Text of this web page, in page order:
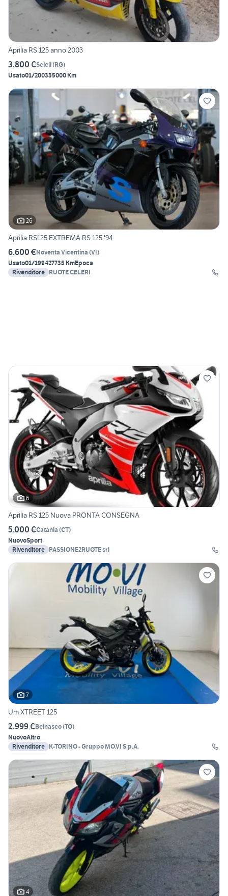
Aprilia RS 125 anno 2003
3.800 €Scicli(RG)
Usato01/200335000 Km
26
Aprilia RS125 EXTREMA RS 125 '94
6.600 €Noventa Vicentina (VI)
Usato01/199427735 KmEpoca
Rivenditore RUOTE CELERI
6
Aprilia RS 125 Nuova PRONTA CONSEGNA
5.000 €Catania (CT)
NuovoSport
Rivenditore PASSIONE2RUOTE srl
7
Um XTREET 125
2.999 €Beinasco(TO)
NuovoAltro
Rivenditore K-TORINO - Gruppo MO.VI S.p.A.
4